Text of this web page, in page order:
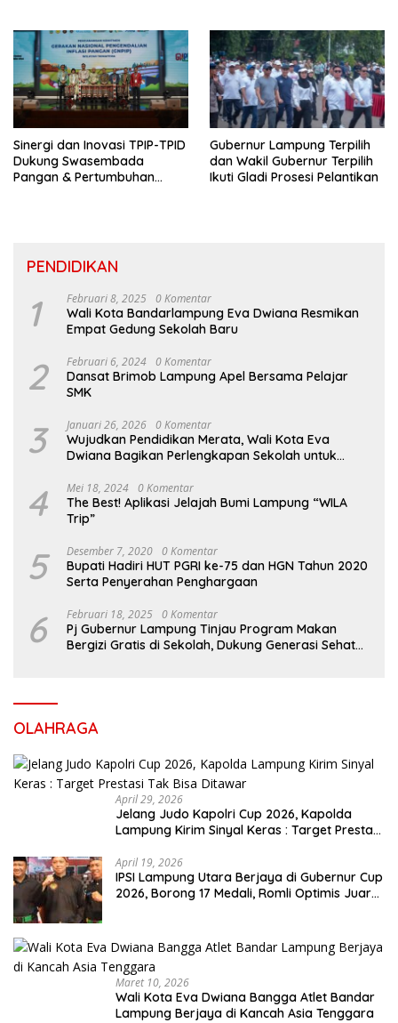
Sinergi dan Inovasi TPIP-TPID
Dukung Swasembada
Pangan & Pertumbuhan
Gubernur Lampung Terpilih
dan Wakil Gubernur Terpilih
Ikuti Gladi Prosesi Pelantikan
PENDIDIKAN
1 Februari 8, 2025 0 Komentar
Wali Kota Bandarlampung Eva Dwiana Resmikan
Empat Gedung Sekolah Baru
2 Februari 6, 2024 0 Komentar
Dansat Brimob Lampung Apel Bersama Pelajar
SMK
3 Januari 26, 2026 0 Komentar
Wujudkan Pendidikan Merata, Wali Kota Eva
Dwiana Bagikan Perlengkapan Sekolah untuk
4 Mei 18, 2024 0 Komentar
The Best! Aplikasi Jelajah Bumi Lampung “WILA
Trip”
5 Desember 7, 2020 0 Komentar
Bupati Hadiri HUT PGRI ke-75 dan HGN Tahun 2020
Serta Penyerahan Penghargaan
6 Februari 18, 2025 0 Komentar
Pj Gubernur Lampung Tinjau Program Makan
Bergizi Gratis di Sekolah, Dukung Generasi Sehat
OLAHRAGA
April 29, 2026
Jelang Judo Kapolri Cup 2026, Kapolda
Lampung Kirim Sinyal Keras : Target Prestasi
April 19, 2026
IPSI Lampung Utara Berjaya di Gubernur Cup
2026, Borong 17 Medali, Romli Optimis Juara
Maret 10, 2026
Wali Kota Eva Dwiana Bangga Atlet Bandar
Lampung Berjaya di Kancah Asia Tenggara